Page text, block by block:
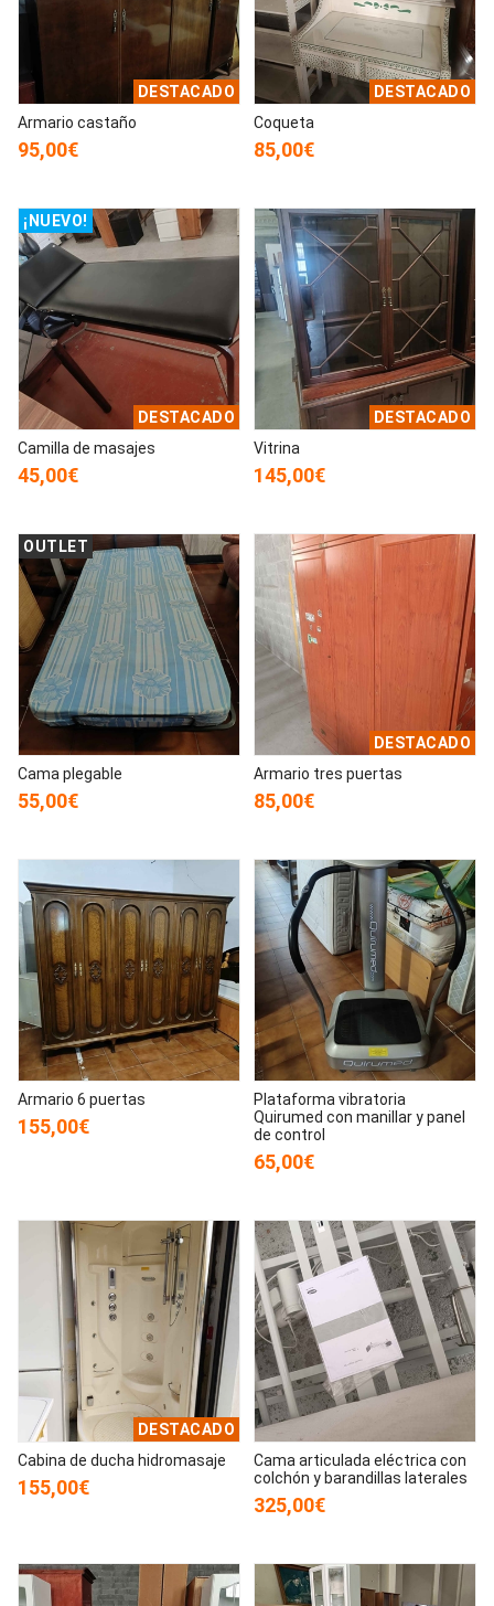
DESTACADO
Armario castaño
95,00€
DESTACADO
Coqueta
85,00€
DESTACADO
¡NUEVO!
Camilla de masajes
45,00€
DESTACADO
Vitrina
145,00€
OUTLET
Cama plegable
55,00€
DESTACADO
Armario tres puertas
85,00€
Armario 6 puertas
155,00€
Plataforma vibratoria
Quirumed con manillar y panel
de control
65,00€
DESTACADO
Cabina de ducha hidromasaje
155,00€
Cama articulada eléctrica con
colchón y barandillas laterales
325,00€